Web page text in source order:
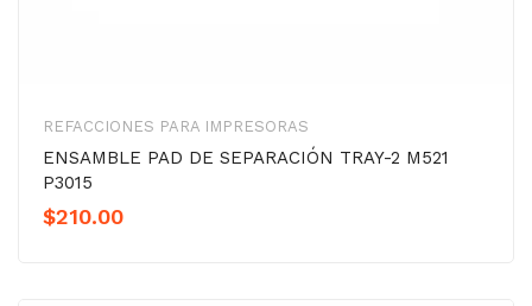
REFACCIONES PARA IMPRESORAS
ENSAMBLE PAD DE SEPARACIÓN TRAY-2 M521
P3015
$210.00